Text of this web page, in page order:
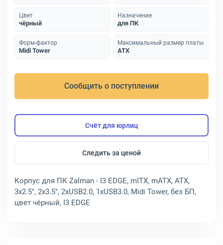
Цвет
чёрный
Назначение
для ПК
Форм-фактор
Midi Tower
Максимальный размер платы
ATX
Сообщить о поступлении
Счёт для юрлиц
Следить за ценой
Корпус для ПК Zalman - I3 EDGE, mITX, mATX, ATX,
3х2.5", 2х3.5", 2xUSB2.0, 1xUSB3.0, Midi Tower, без БП,
цвет чёрный, I3 EDGE